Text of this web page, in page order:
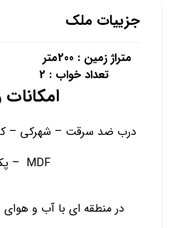
جزییات ملک
متراژ زمین : 200متر متراژ زیر بنا : 120 متر
تعداد خواب : 2 پارکینگ : 2
امکانات
درب ضد سرقت – شهرکی –
MDF – پکیج
در منطقه ای با آب و هوای